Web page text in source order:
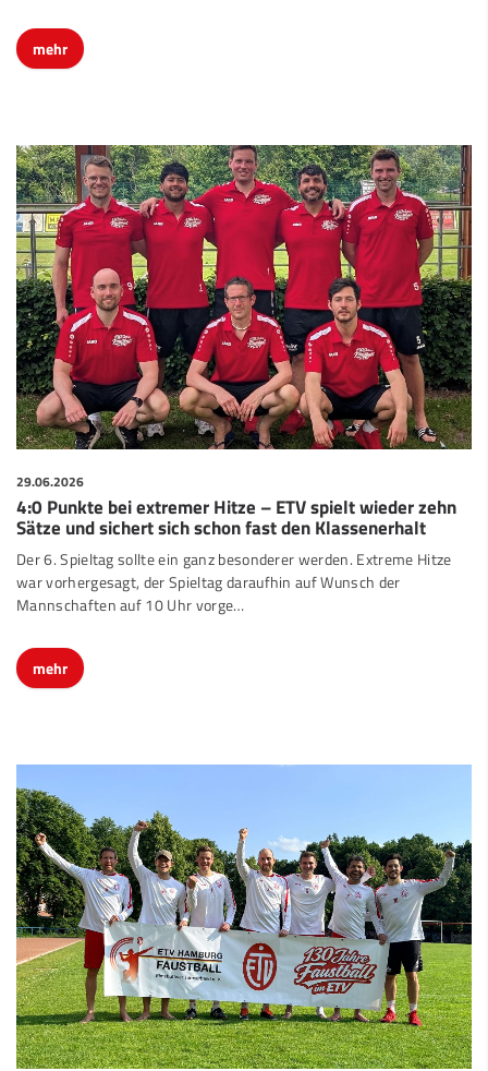
mehr
29.06.2026
4:0 Punkte bei extremer Hitze – ETV spielt wieder zehn
Sätze und sichert sich schon fast den Klassenerhalt
Der 6. Spieltag sollte ein ganz besonderer werden. Extreme Hitze
war vorhergesagt, der Spieltag daraufhin auf Wunsch der
Mannschaften auf 10 Uhr vorge…
mehr